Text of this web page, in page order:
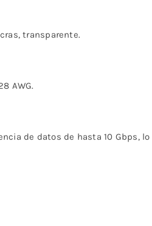
transparente.
AWG.
de datos de hasta 10 Gbps,